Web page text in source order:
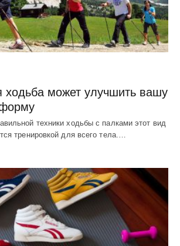
ходьба может улучшить вашу
техники ходьбы с палками этот вид
тренировкой для всего тела.…